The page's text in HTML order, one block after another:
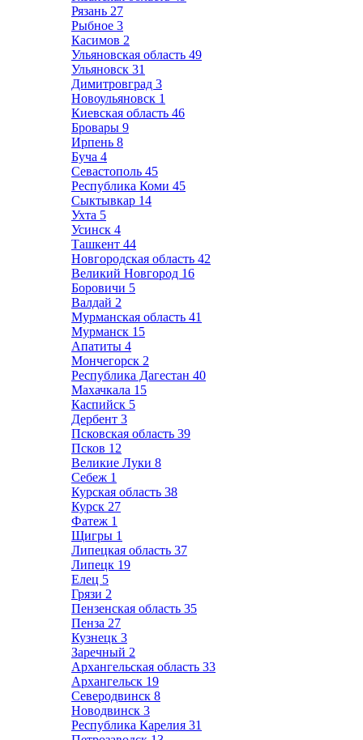
Рязань 27
Рыбное 3
Касимов 2
Ульяновская область 49
Ульяновск 31
Димитровград 3
Новоульяновск 1
Киевская область 46
Бровары 9
Ирпень 8
Буча 4
Севастополь 45
Республика Коми 45
Сыктывкар 14
Ухта 5
Усинск 4
Ташкент 44
Новгородская область 42
Великий Новгород 16
Боровичи 5
Валдай 2
Мурманская область 41
Мурманск 15
Апатиты 4
Мончегорск 2
Республика Дагестан 40
Махачкала 15
Каспийск 5
Дербент 3
Псковская область 39
Псков 12
Великие Луки 8
Себеж 1
Курская область 38
Курск 27
Фатеж 1
Щигры 1
Липецкая область 37
Липецк 19
Елец 5
Грязи 2
Пензенская область 35
Пенза 27
Кузнецк 3
Заречный 2
Архангельская область 33
Архангельск 19
Северодвинск 8
Новодвинск 3
Республика Карелия 31